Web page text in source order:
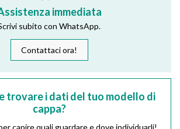
immediata
subito con WhatsApp.
Contattaci ora!
trovare i dati del tuo modello di
cappa?
capire quali guardare e dove individuarli!